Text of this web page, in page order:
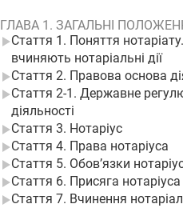
ГЛАВА 1. ЗАГАЛЬНІ
Стаття 1. Поняття
вчиняють нотаріальні дії
Стаття 2. Правова основа
Стаття 2-1. Державне
діяльності
Стаття 3. Нотаріус
Стаття 4. Права нотаріуса
Стаття 5. Обов’язки
Стаття 6. Присяга нотаріуса
Стаття 7. Вчинення